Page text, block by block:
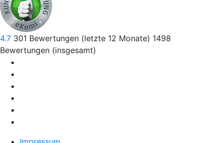
4.7 301 Bewertungen (letzte 12 Monate) 1498
Bewertungen (insgesamt)